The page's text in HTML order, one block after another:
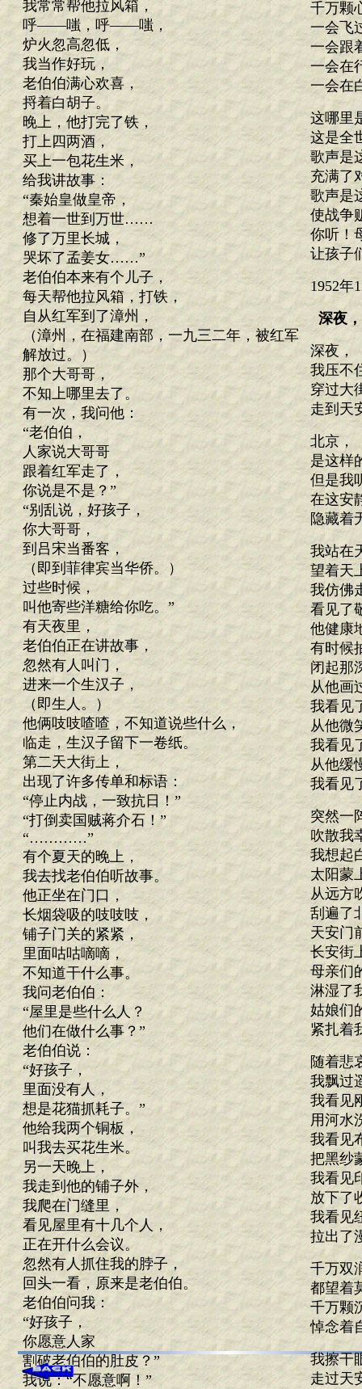
千万颗
一会飞
一会跟
一会在
一会在
这哪里
这是全
歌声是
充满了
歌声是
使战争
你听！
让孩子
1952年
深夜
深夜，
我压不
穿过大
走到天
北京，
是这样
但是我
在这安
隐藏着
我站在
望着天
我仿佛
看见了
他健康
有时候
闭起那
从他画
我看见
从他微
我看见
从他缓
我看见
突然一
吹散我
我想起
太阳蒙
从远方
刮遍了
天安门
长安街
母亲们
淋湿了
姑娘们
紧扎着
随着悲
我飘过
我看见
用河水
我看见
把黑纱
我看见
放下了
我看见
拉出了
千万双
都望着
千万颗
悼念着
我擦干
走过天
我常常帮他拉风箱，
呼——嗤，呼——嗤，
炉火忽高忽低，
我当作好玩，
老伯伯满心欢喜，
捋着白胡子。
晚上，他打完了铁，
打上四两酒，
买上一包花生米，
给我讲故事：
“秦始皇做皇帝，
想着一世到万世……
修了万里长城，
哭坏了孟姜女……”
老伯伯本来有个儿子，
每天帮他拉风箱，打铁，
自从红军到了漳州，
（漳州，在福建南部，一九三二年，被红军
解放过。）
那个大哥哥，
不知上哪里去了。
有一次，我问他：
“老伯伯，
人家说大哥哥
跟着红军走了，
你说是不是？”
“别乱说，好孩子，
你大哥哥，
到吕宋当番客，
（即到菲律宾当华侨。）
过些时候，
叫他寄些洋糖给你吃。”
有天夜里，
老伯伯正在讲故事，
忽然有人叫门，
进来一个生汉子，
（即生人。）
他俩吱吱喳喳，不知道说些什么，
临走，生汉子留下一卷纸。
第二天大街上，
出现了许多传单和标语：
“停止内战，一致抗日！”
“打倒卖国贼蒋介石！”
“…………”
有个夏天的晚上，
我去找老伯伯听故事。
他正坐在门口，
长烟袋吸的吱吱吱，
铺子门关的紧紧，
里面咕咕嘀嘀，
不知道干什么事。
我问老伯伯：
“屋里是些什么人？
他们在做什么事？”
老伯伯说：
“好孩子，
里面没有人，
想是花猫抓耗子。”
他给我两个铜板，
叫我去买花生米。
另一天晚上，
我走到他的铺子外，
我爬在门缝里，
看见屋里有十几个人，
正在开什么会议。
忽然有人抓住我的脖子，
回头一看，原来是老伯伯。
老伯伯问我：
“好孩子，
你愿意人家
割破老伯伯的肚皮？”
我说：“不愿意啊！”